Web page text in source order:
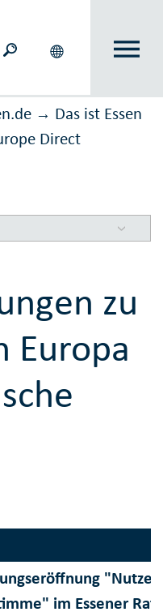
→ Das ist Essen
Direct
zu
Europa
"Nutze
im Essener